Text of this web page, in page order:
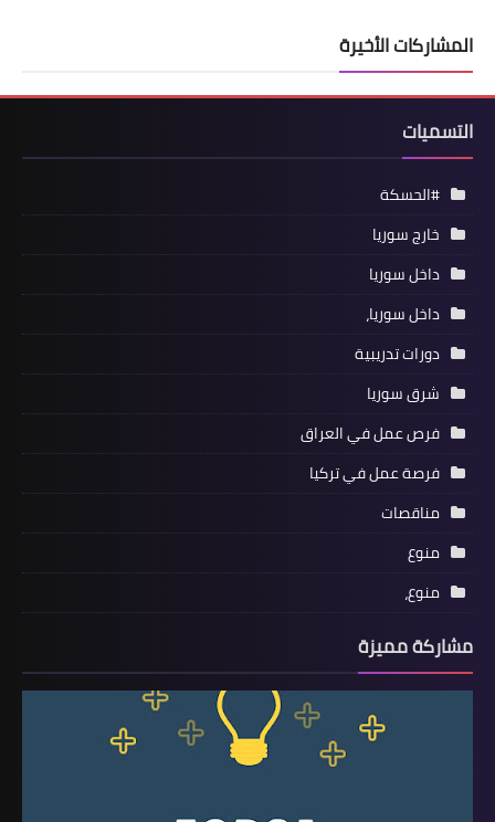
المشاركات الأخيرة
التسميات
#الحسكة
خارج سوريا
داخل سوريا
داخل سوريا،
دورات تدريبية
شرق سوريا
فرص عمل في العراق
فرصة عمل في تركيا
مناقصات
منوع
منوع،
مشاركة مميزة